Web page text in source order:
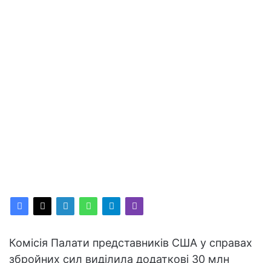
Комісія Палати представників США у справах
збройних сил виділила додаткові 30 млн